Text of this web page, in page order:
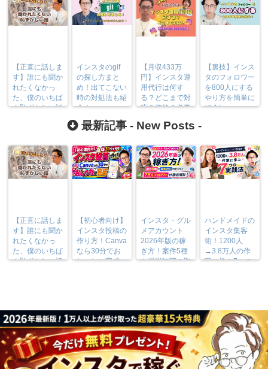
【正直に話しま
す】誰にも聞か
れたくなかっ
た、僕のいちば
ん恥ずかしい話
インスタのgif
の探し方まと
め！出てこない
時の対処法も紹
介！
【月収433万
円】インスタ運
用代行は何す
る？どこまで対
応？資格の必要
【裏技】インス
タのフォロワー
を800人にする
やり方を簡単に
紹介!
最新記事 - New Posts -
【正直に話しま
す】誰にも聞か
れたくなかっ
た、僕のいちば
ん恥ずかしい話
【初心者向け】
インスタ投稿の
作り方！Canva
なら30分でお
しゃれに完成
インスタ・グル
メアカウント
2026年版の稼
ぎ方！案件5種
や撮影許可の取
ハンドメイドの
インスタ集客
術！1200人
→3.8万人の作
家に学ぶ7つの